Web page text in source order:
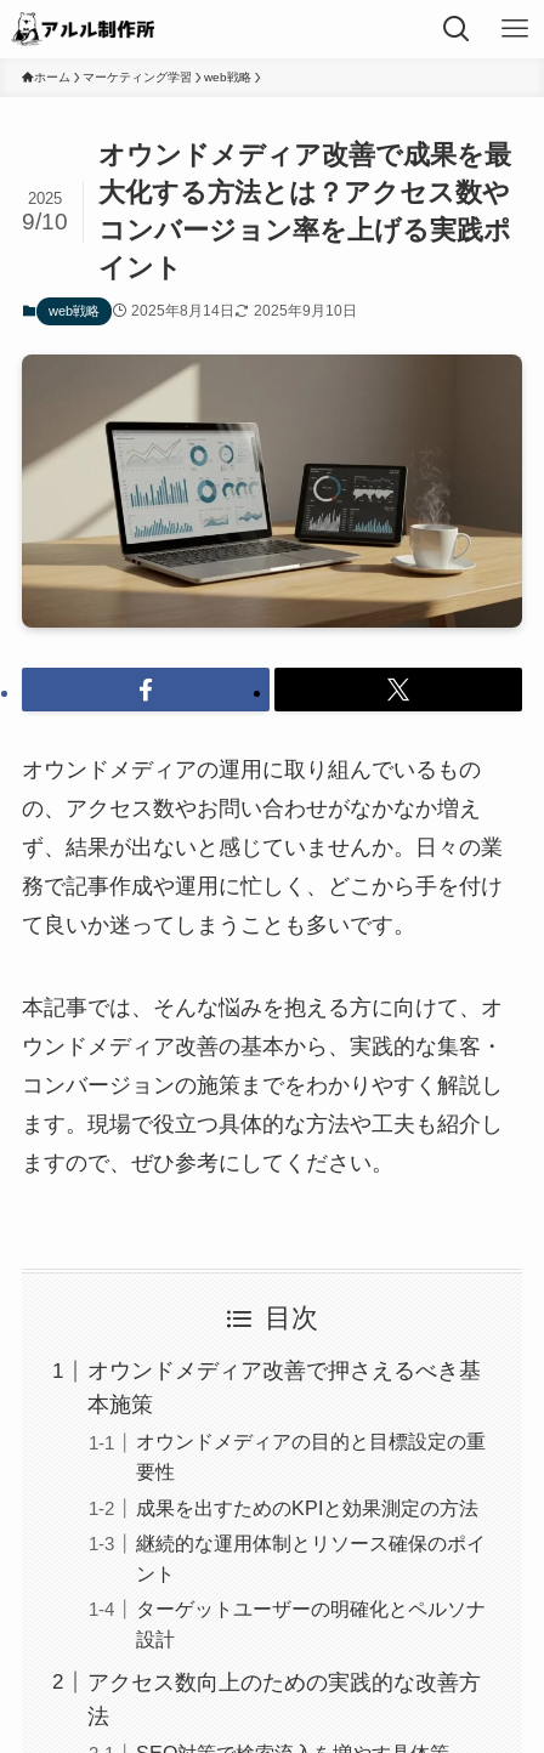
ホーム マーケティング学習 web戦略
オウンドメディア改善で成果を最
大化する方法とは？アクセス数や
コンバージョン率を上げる実践ポ
イント
2025
9/10
web戦略 2025年8月14日 2025年9月10日
オウンドメディアの運用に取り組んでいるもの
の、アクセス数やお問い合わせがなかなか増え
ず、結果が出ないと感じていませんか。日々の業
務で記事作成や運用に忙しく、どこから手を付け
て良いか迷ってしまうことも多いです。
本記事では、そんな悩みを抱える方に向けて、オ
ウンドメディア改善の基本から、実践的な集客・
コンバージョンの施策までをわかりやすく解説し
ます。現場で役立つ具体的な方法や工夫も紹介し
ますので、ぜひ参考にしてください。
目次
オウンドメディア改善で押さえるべき基
本施策
オウンドメディアの目的と目標設定の重
要性
成果を出すためのKPIと効果測定の方法
継続的な運用体制とリソース確保のポイ
ント
ターゲットユーザーの明確化とペルソナ
設計
アクセス数向上のための実践的な改善方
法